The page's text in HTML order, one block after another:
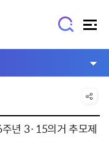
년 3·15의거 추모제